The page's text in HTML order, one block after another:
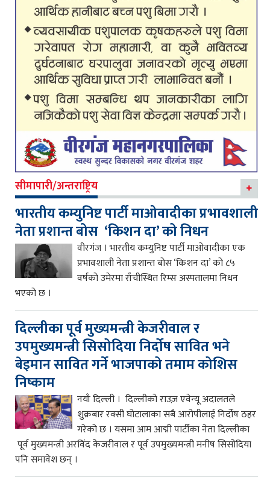
सीमापारी/अन्तराष्ट्रिय
भारतीय कम्युनिष्ट पार्टी माओवादीका प्रभावशाली
नेता प्रशान्त बोस ‘किशन दा’ को निधन
वीरगंज । भारतीय कम्युनिष्ट पार्टी माओवादीका एक
प्रभावशाली नेता प्रशान्त बोस ‘किशन दा’ को ८५
वर्षको उमेरमा राँचीस्थित रिम्स अस्पतालमा निधन
भएको छ ।
दिल्लीका पूर्व मुख्यमन्त्री केजरीवाल र
उपमुख्यमन्त्री सिसोदिया निर्दोष सावित भने
बेइमान सावित गर्ने भाजपाको तमाम कोशिस
निष्काम
नयाँ दिल्ली । दिल्लीको राउज़ एवेन्यू अदालतले
शुक्रबार रक्सी घोटालाका सबै आरोपीलाई निर्दोष ठहर
गरेको छ । यसमा आम आद्मी पार्टीका नेता दिल्लीका
पूर्व मुख्यमन्त्री अरविंद केजरीवाल र पूर्व उपमुख्यमन्त्री मनीष सिसोदिया
पनि समावेश छन् ।